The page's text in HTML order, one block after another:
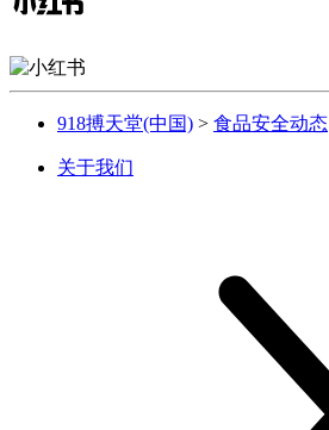
918搏天堂(中国) > 食品安全动态
关于我们